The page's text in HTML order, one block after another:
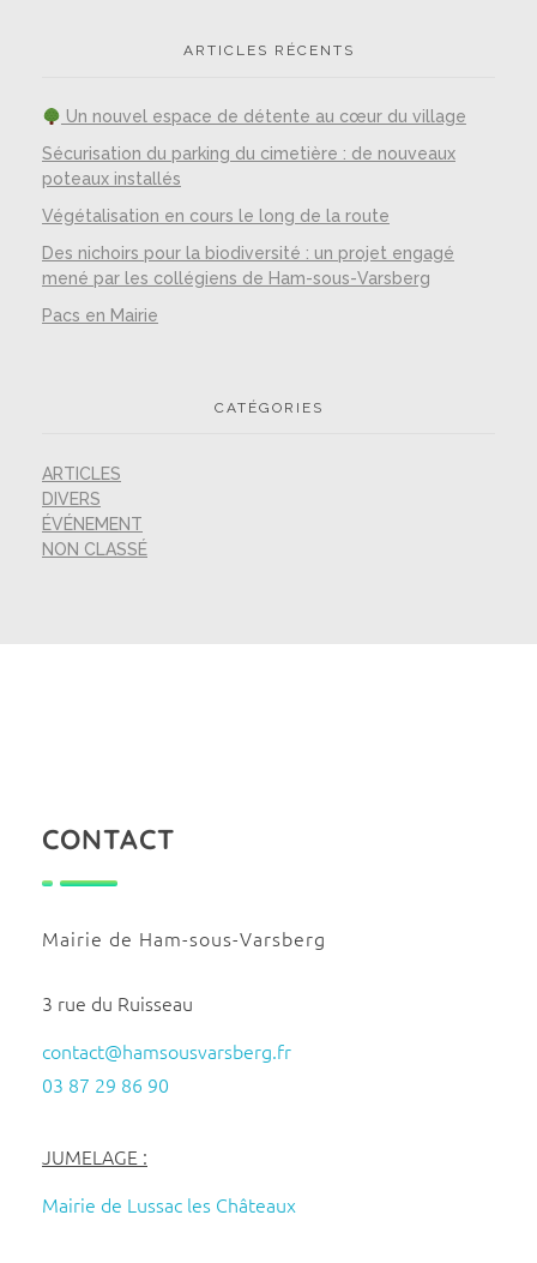
ARTICLES RÉCENTS
Un nouvel espace de détente au cœur du village
Sécurisation du parking du cimetière : de nouveaux
poteaux installés
Végétalisation en cours le long de la route
Des nichoirs pour la biodiversité : un projet engagé
mené par les collégiens de Ham-sous-Varsberg
Pacs en Mairie
CATÉGORIES
ARTICLES
DIVERS
ÉVÉNEMENT
NON CLASSÉ
CONTACT
Mairie de Ham-sous-Varsberg
3 rue du Ruisseau
contact@hamsousvarsberg.fr
03 87 29 86 90
JUMELAGE :
Mairie de Lussac les Châteaux